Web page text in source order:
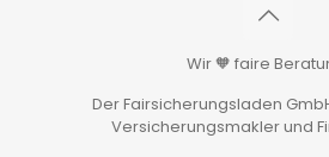
Wir 🧡 faire
Der Fairsicherungsladen
Versicherungsmakler und